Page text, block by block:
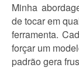
Minha
de tocar em
ferramenta.
forçar um
padrão gera